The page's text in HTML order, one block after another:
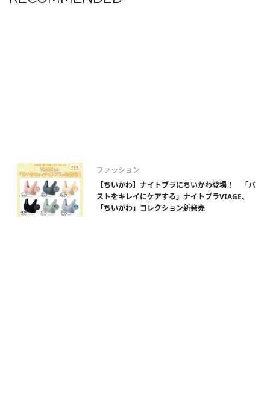
ファッション
【ちいかわ】ナイトブラにちいかわ登場！ 「バ
ストをキレイにケアする」ナイトブラVIAGE、
「ちいかわ」コレクション新発売